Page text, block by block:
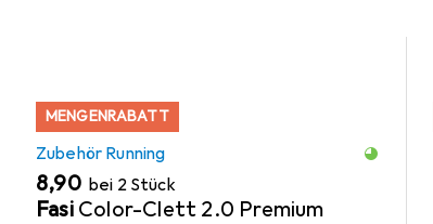
MENGENRABATT
Zubehör Running
EUR
8,90 bei 2 Stück
Fasi Color-Clett 2.0 Premium